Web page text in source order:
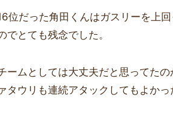
位だった角田くんはガスリーを上
でとても残念でした。
ームとしては大丈夫だと思ってた
ァタウリも連続アタックしてもよか